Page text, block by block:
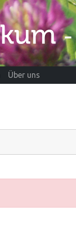
Über uns